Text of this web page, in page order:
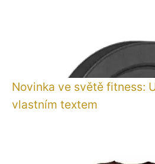
Novinka ve světě fitness:
vlastním textem